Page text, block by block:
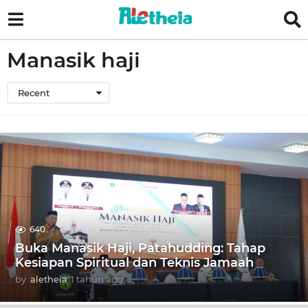
Manasik haji
Recent
640
Buka Manasik Haji, Patahudding: Tahap
Kesiapan Spiritual dan Teknis Jamaah
by aletheia 1 tahun ago1
a